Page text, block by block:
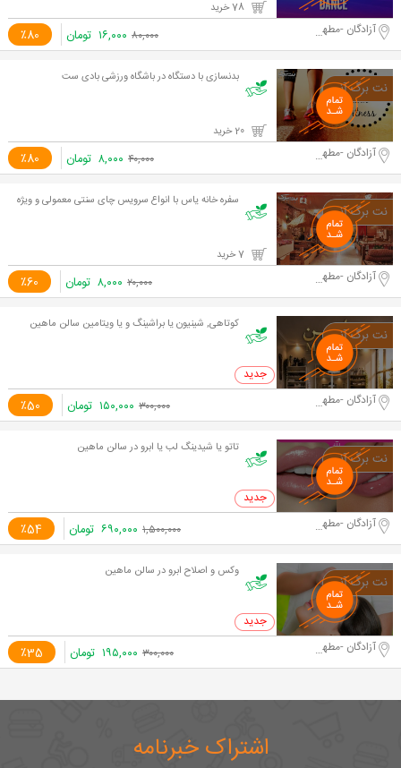
٪80 آزادگان -مطهری ۸۰,۰۰۰ ۱۶,۰۰۰ تومان
بدنسازی با دستگاه در باشگاه ورزشی بادی ست
٪80 آزادگان -مطهری ۴۰,۰۰۰ ۸,۰۰۰ تومان
سفره خانه یاس با انواع سرویس چای سنتی معمولی و ویژه
٪60 آزادگان -مطهری ۲۰,۰۰۰ ۸,۰۰۰ تومان
کوتاهی, شینیون یا براشینگ و یا ویتامین سالن ماهین
0 خرید
٪50 آزادگان -مطهری ۳۰۰,۰۰۰ ۱۵۰,۰۰۰ تومان
تاتو یا شیدینگ لب یا ابرو در سالن ماهین
0 خرید
٪54 آزادگان -مطهری ۱,۵۰۰,۰۰۰ ۶۹۰,۰۰۰ تومان
وکس و اصلاح ابرو در سالن ماهین
0 خرید
٪35 آزادگان -مطهری ۳۰۰,۰۰۰ ۱۹۵,۰۰۰ تومان
اشتراک خبرنامه